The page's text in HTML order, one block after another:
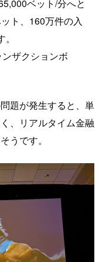
ベット/分へと
ト、160万件の入
ザクションボ
題が発生すると、単
、リアルタイム金融
うです。